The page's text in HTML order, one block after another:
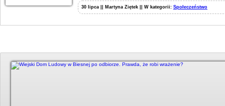
30 lipca || Martyna Ziętek || W kategorii: Społeczeństwo